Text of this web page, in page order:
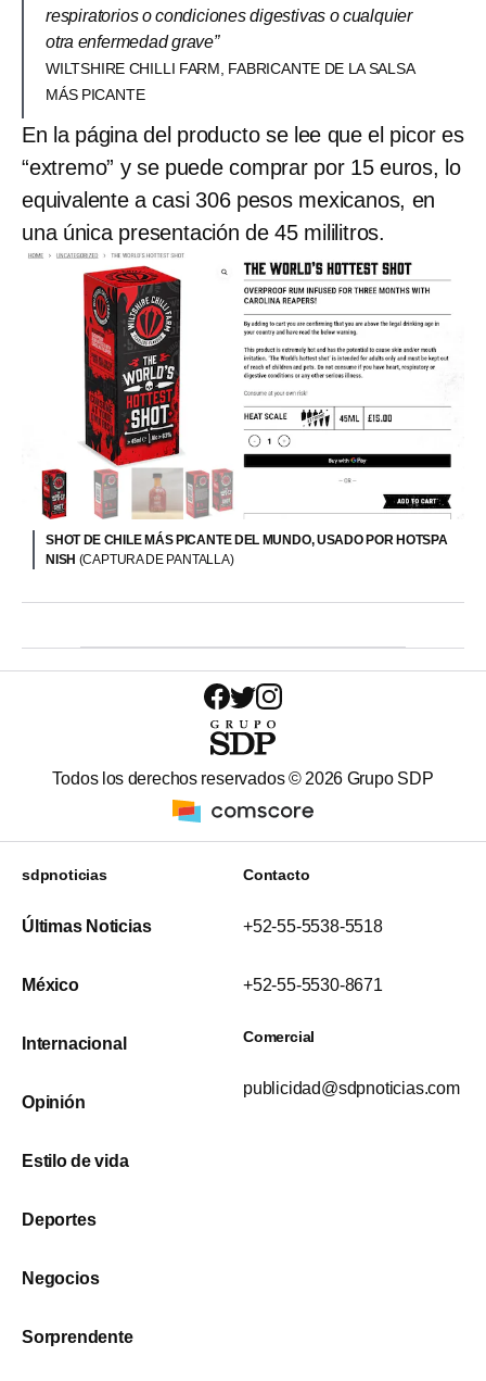
respiratorios o condiciones digestivas o cualquier
otra enfermedad grave”
WILTSHIRE CHILLI FARM, FABRICANTE DE LA SALSA
MÁS PICANTE
En la página del producto se lee que el picor es
“extremo” y se puede comprar por 15 euros, lo
equivalente a casi 306 pesos mexicanos, en
una única presentación de 45 mililitros.
SHOT DE CHILE MÁS PICANTE DEL MUNDO, USADO POR HOTSPA
NISH (CAPTURA DE PANTALLA)
Todos los derechos reservados © 2026 Grupo SDP
sdpnoticias
Últimas Noticias
México
Internacional
Opinión
Estilo de vida
Deportes
Negocios
Sorprendente
Contacto
+52-55-5538-5518
+52-55-5530-8671
Comercial
publicidad@sdpnoticias.com